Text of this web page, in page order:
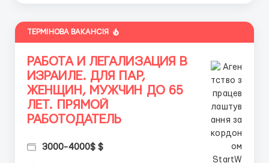
ТЕРМІНОВА ВАКАНСІЯ
РАБОТА И ЛЕГАЛИЗАЦИЯ В
ИЗРАИЛЕ. ДЛЯ ПАР,
ЖЕНЩИН, МУЖЧИН ДО 65
ЛЕТ. ПРЯМОЙ
РАБОТОДАТЕЛЬ
3000-4000$ $